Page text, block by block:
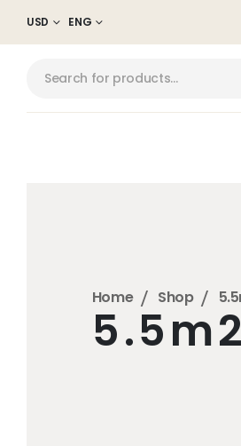
USD ENG
Home Shop
5.5m2